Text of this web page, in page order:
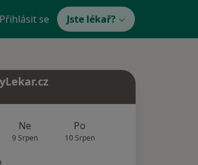
Přihlásit se Jste lékař?
Ne
9 Srpen
Po
10 Srpen